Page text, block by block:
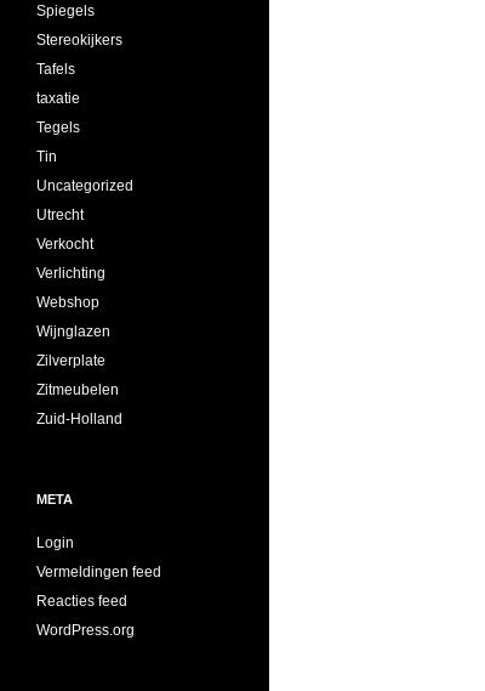
Spiegels
Stereokijkers
Tafels
taxatie
Tegels
Tin
Uncategorized
Utrecht
Verkocht
Verlichting
Webshop
Wijnglazen
Zilverplate
Zitmeubelen
Zuid-Holland
META
Login
Vermeldingen feed
Reacties feed
WordPress.org